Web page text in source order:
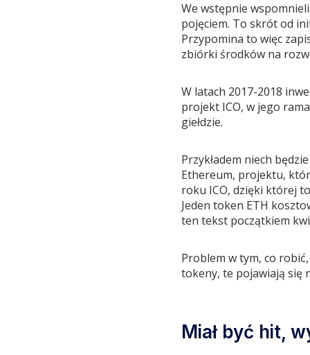
We wstępnie
pojęciem. To skrót od
Przypomina to więc
zbiórki środków na
W latach 2017-2018
projekt ICO, w jego
giełdzie.
Przykładem niech
Ethereum, projektu,
roku ICO, dzięki której
Jeden token ETH
ten tekst początkiem
Problem w tym, co
tokeny, te pojawiają się
Miał być hit,